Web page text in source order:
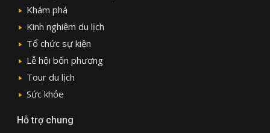
Khám phá
Kinh nghiệm du lịch
Tổ chức sự kiện
Lễ hội bốn phương
Tour du lịch
Sức khỏe
Hỗ trợ chung